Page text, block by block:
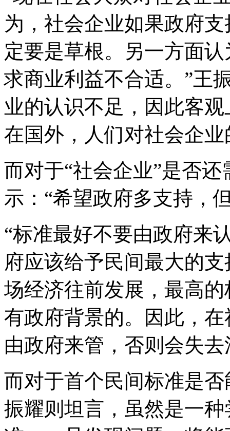
为，社会企业如果政府
定要是草根。另一方面
求商业利益不合适。”王
业的认识不足，因此客
在国外，人们对社会企
而对于“社会企业”是否
示：“希望政府多支持，
“标准最好不要由政府来
府应该给予民间最大的
场经济往前发展，最高
有政府背景的。因此，
由政府来管，否则会失
而对于首个民间标准是
振耀则坦言，虽然是一